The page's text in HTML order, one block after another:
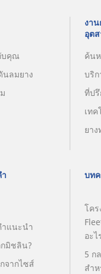
บคุณ
นลมยาง
งา
อุต
ค้น
บริก
ที่ป
เท
ยา
ำแนะนำ
กมิชลิน?
จากไซส์
บท
โค
อะไ
5 ก
สำ